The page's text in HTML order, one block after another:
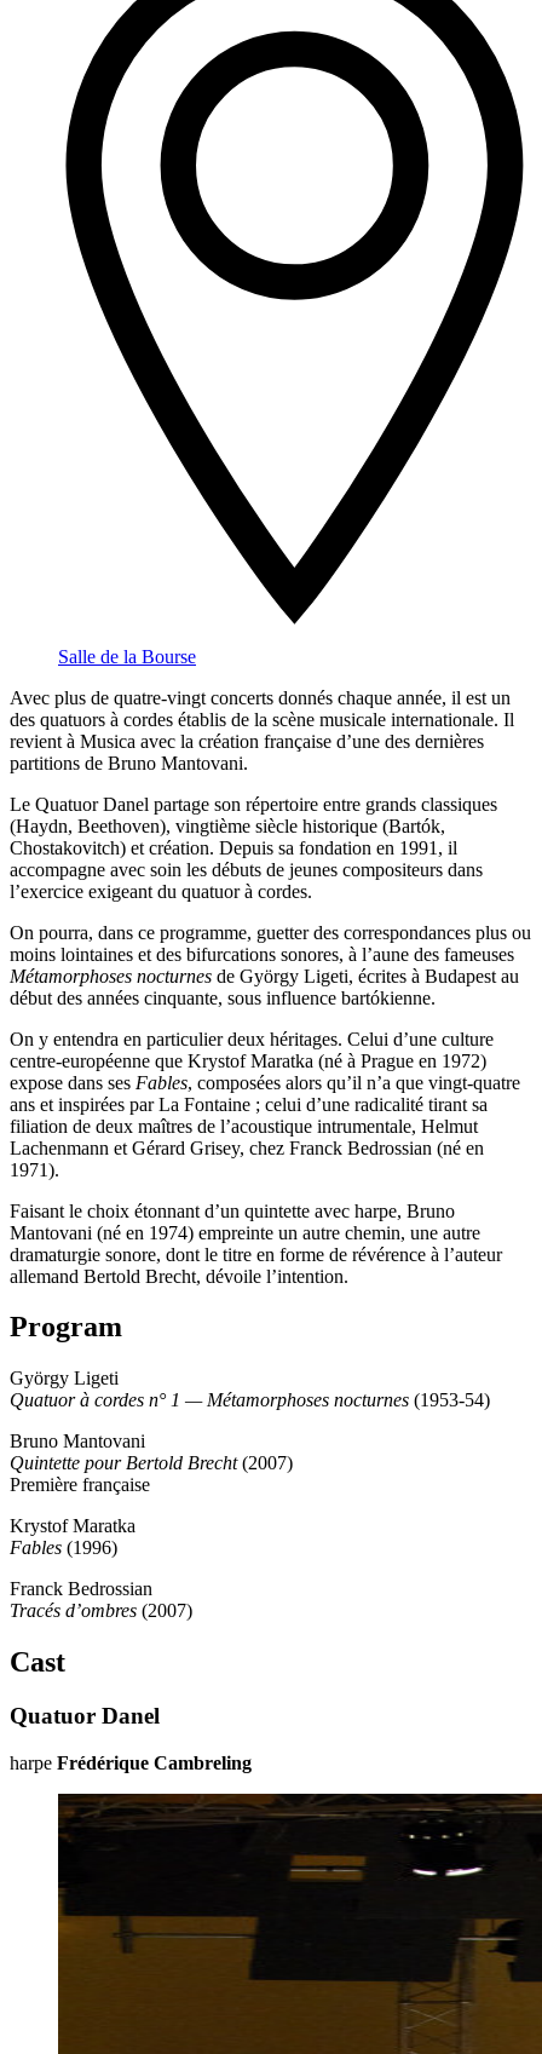
Salle de la Bourse
Avec plus de quatre-vingt concerts donnés chaque année, il est un
des quatuors à cordes établis de la scène musicale internationale. Il
revient à Musica avec la création française d’une des dernières
partitions de Bruno Mantovani.
Le Quatuor Danel partage son répertoire entre grands classiques
(Haydn, Beethoven), vingtième siècle historique (Bartók,
Chostakovitch) et création. Depuis sa fondation en 1991, il
accompagne avec soin les débuts de jeunes compositeurs dans
l’exercice exigeant du quatuor à cordes.
On pourra, dans ce programme, guetter des correspondances plus ou
moins lointaines et des bifurcations sonores, à l’aune des fameuses
Métamorphoses nocturnes de György Ligeti, écrites à Budapest au
début des années cinquante, sous influence bartókienne.
On y entendra en particulier deux héritages. Celui d’une culture
centre-européenne que Krystof Maratka (né à Prague en 1972)
expose dans ses Fables, composées alors qu’il n’a que vingt-quatre
ans et inspirées par La Fontaine ; celui d’une radicalité tirant sa
filiation de deux maîtres de l’acoustique intrumentale, Helmut
Lachenmann et Gérard Grisey, chez Franck Bedrossian (né en
1971).
Faisant le choix étonnant d’un quintette avec harpe, Bruno
Mantovani (né en 1974) empreinte un autre chemin, une autre
dramaturgie sonore, dont le titre en forme de révérence à l’auteur
allemand Bertold Brecht, dévoile l’intention.
Program
György Ligeti
Quatuor à cordes n° 1 — Métamorphoses nocturnes (1953-54)
Bruno Mantovani
Quintette pour Bertold Brecht(2007)
Première française
Krystof Maratka
Fables (1996)
Franck Bedrossian
Tracés d’ombres (2007)
Cast
Quatuor Danel
harpe Frédérique Cambreling